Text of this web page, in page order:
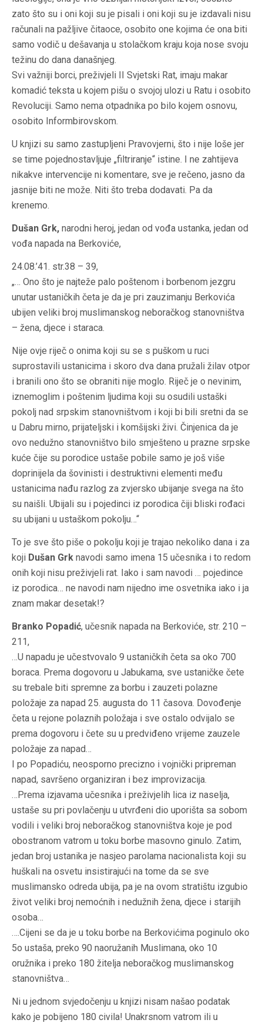
zato što su i oni koji su je pisali i oni koji su je izdavali nisu
računali na pažljive čitaoce, osobito one kojima će ona biti
samo vodič u dešavanja u stolačkom kraju koja nose svoju
težinu do dana današnjeg.
Svi važniji borci, preživjeli II Svjetski Rat, imaju makar
komadić teksta u kojem pišu o svojoj ulozi u Ratu i osobito
Revoluciji. Samo nema otpadnika po bilo kojem osnovu,
osobito Informbirovskom.
U knjizi su samo zastupljeni Pravovjerni, što i nije loše jer
se time pojednostavljuje „filtriranje“ istine. I ne zahtijeva
nikakve intervencije ni komentare, sve je rečeno, jasno da
jasnije biti ne može. Niti što treba dodavati. Pa da
krenemo.
Dušan Grk, narodni heroj, jedan od vođa ustanka, jedan od
vođa napada na Berkoviće,
24.08.’41. str.38 – 39,
„… Ono što je najteže palo poštenom i borbenom jezgru
unutar ustaničkih četa je da je pri zauzimanju Berkovića
ubijen veliki broj muslimanskog neboračkog stanovništva
– žena, djece i staraca.
Nije ovje riječ o onima koji su se s puškom u ruci
suprostavili ustanicima i skoro dva dana pružali žilav otpor
i branili ono što se obraniti nije moglo. Riječ je o nevinim,
iznemoglim i poštenim ljudima koji su osudili ustaški
pokolj nad srpskim stanovništvom i koji bi bili sretni da se
u Dabru mirno, prijateljski i komšijski živi. Činjenica da je
ovo nedužno stanovništvo bilo smješteno u prazne srpske
kuće čije su porodice ustaše pobile samo je još više
doprinijela da šovinisti i destruktivni elementi među
ustanicima nađu razlog za zvjersko ubijanje svega na što
su naišli. Ubijali su i pojedinci iz porodica čiji bliski rođaci
su ubijani u ustaškom pokolju…“
To je sve što piše o pokolju koji je trajao nekoliko dana i za
koji Dušan Grk navodi samo imena 15 učesnika i to redom
onih koji nisu preživjeli rat. Iako i sam navodi … pojedince
iz porodica… ne navodi nam nijedno ime osvetnika iako i ja
znam makar desetak!?
Branko Popadić, učesnik napada na Berkoviće, str. 210 –
211,
…U napadu je učestvovalo 9 ustaničkih četa sa oko 700
boraca. Prema dogovoru u Jabukama, sve ustaničke čete
su trebale biti spremne za borbu i zauzeti polazne
položaje za napad 25. augusta do 11 časova. Dovođenje
četa u rejone polaznih položaja i sve ostalo odvijalo se
prema dogovoru i čete su u predviđeno vrijeme zauzele
položaje za napad…
I po Popadiću, neosporno precizno i vojnički pripreman
napad, savršeno organiziran i bez improvizacija.
…Prema izjavama učesnika i preživjelih lica iz naselja,
ustaše su pri povlačenju u utvrđeni dio uporišta sa sobom
vodili i veliki broj neboračkog stanovništva koje je pod
obostranom vatrom u toku borbe masovno ginulo. Zatim,
jedan broj ustanika je nasjeo parolama nacionalista koji su
huškali na osvetu insistirajući na tome da se sve
muslimansko odreda ubija, pa je na ovom stratištu izgubio
život veliki broj nemoćnih i nedužnih žena, djece i starijih
osoba…
….Cijeni se da je u toku borbe na Berkovićima poginulo oko
5o ustaša, preko 90 naoružanih Muslimana, oko 10
oružnika i preko 180 žitelja neboračkog muslimanskog
stanovništva…
Ni u jednom svjedočenju u knjizi nisam našao podatak
kako je pobijeno 180 civila! Unakrsnom vatrom ili u